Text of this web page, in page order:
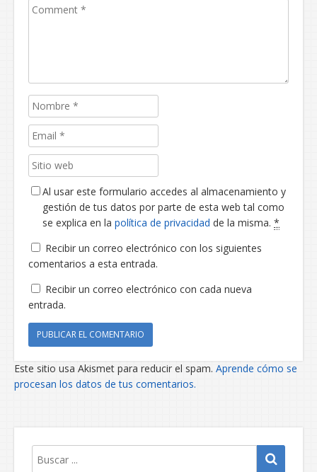
Al usar este formulario accedes al almacenamiento y
gestión de tus datos por parte de esta web tal como
se explica en la política de privacidad de la misma. *
Recibir un correo electrónico con los siguientes
comentarios a esta entrada.
Recibir un correo electrónico con cada nueva
entrada.
Este sitio usa Akismet para reducir el spam. Aprende cómo se
procesan los datos de tus comentarios.